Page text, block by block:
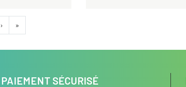
› »
PAIEMENT SÉCURISÉ